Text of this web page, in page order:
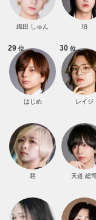
織田 しゅん 珀
29位
はじめ
30位
レイジ
碧 天道 総司